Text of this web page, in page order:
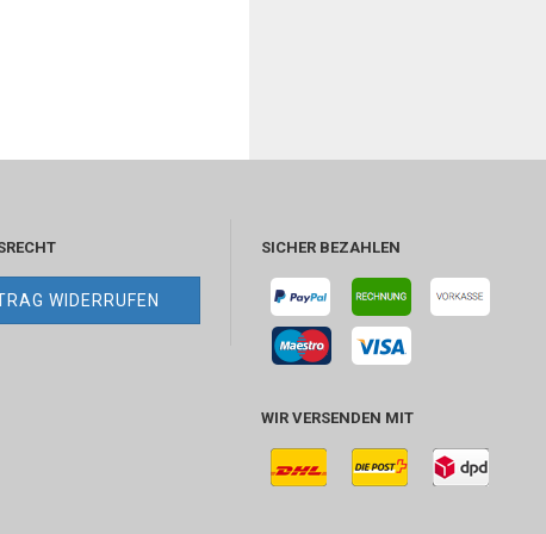
WIDERRUFEN
SICHER BEZAHLEN
WIR VERSENDEN MIT